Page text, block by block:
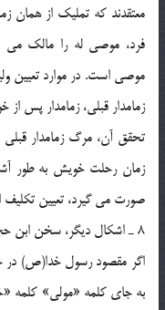
معتقدند كه تمليك از
فرد، موصى له را مالك
موصى است. در موارد تعيين
زمامدار قبلى، زمامدار پس
تحقق آن، مرگ زمامدار
زمان رحلت خويش به طور
صورت مى گيرد، تعيين
8 ـ اشكال ديگر، سخن ابن حجر است، او مى گويد:
اگر مقصود رسول خدا(ص) در
به جاى كلمه «مولى» كلمه